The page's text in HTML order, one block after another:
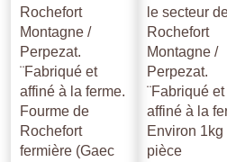
Rochefort
Montagne /
Perpezat.
¨Fabriqué et
affiné à la ferme.
Fourme de
Rochefort
fermière (Gaec
le secteur
Rochefort
Montagne /
Perpezat.
¨Fabriqué et
affiné à la
Environ 1kg
pièce